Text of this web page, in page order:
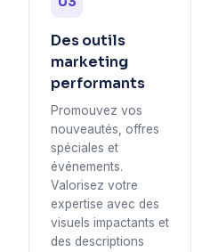
Des outils
marketing
performants
Promouvez vos
nouveautés, offres
spéciales et
événements.
Valorisez votre
expertise avec des
visuels impactants et
des descriptions